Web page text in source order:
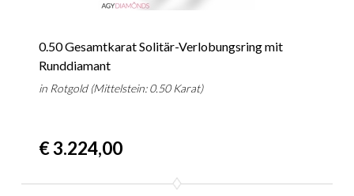
0.50 Gesamtkarat Solitär-Verlobungsring mit
Runddiamant
in Rotgold (Mittelstein: 0.50 Karat)
€ 3.224,00